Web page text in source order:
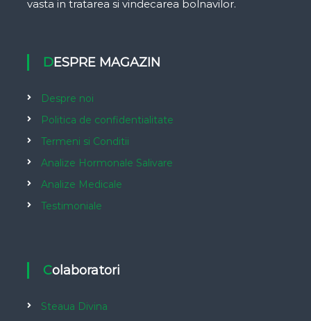
vasta in tratarea si vindecarea bolnavilor.
DESPRE MAGAZIN
Despre noi
Politica de confidentialitate
Termeni si Conditii
Analize Hormonale Salivare
Analize Medicale
Testimoniale
Colaboratori
Steaua Divina